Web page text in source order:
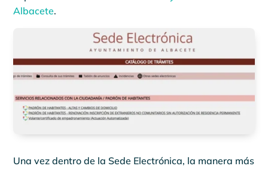
Albacete.
Una vez dentro de la Sede Electrónica, la manera más